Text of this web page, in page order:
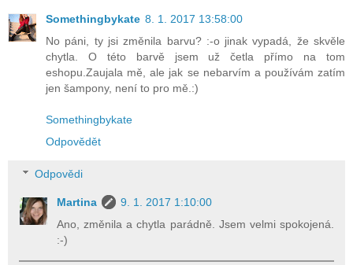
Somethingbykate 8. 1. 2017 13:58:00
No páni, ty jsi změnila barvu? :-o jinak vypadá, že skvěle
chytla. O této barvě jsem už četla přímo na tom
eshopu.Zaujala mě, ale jak se nebarvím a používám zatím
jen šampony, není to pro mě.:)
Somethingbykate
Odpovědět
Odpovědi
Martina
9. 1. 2017 1:10:00
Ano, změnila a chytla parádně. Jsem velmi spokojená.
:-)